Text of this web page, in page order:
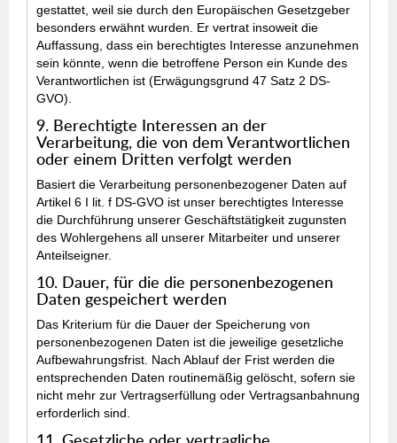
gestattet, weil sie durch den Europäischen Gesetzgeber
besonders erwähnt wurden. Er vertrat insoweit die
Auffassung, dass ein berechtigtes Interesse anzunehmen
sein könnte, wenn die betroffene Person ein Kunde des
Verantwortlichen ist (Erwägungsgrund 47 Satz 2 DS-
GVO).
9. Berechtigte Interessen an der
Verarbeitung, die von dem Verantwortlichen
oder einem Dritten verfolgt werden
Basiert die Verarbeitung personenbezogener Daten auf
Artikel 6 I lit. f DS-GVO ist unser berechtigtes Interesse
die Durchführung unserer Geschäftstätigkeit zugunsten
des Wohlergehens all unserer Mitarbeiter und unserer
Anteilseigner.
10. Dauer, für die die personenbezogenen
Daten gespeichert werden
Das Kriterium für die Dauer der Speicherung von
personenbezogenen Daten ist die jeweilige gesetzliche
Aufbewahrungsfrist. Nach Ablauf der Frist werden die
entsprechenden Daten routinemäßig gelöscht, sofern sie
nicht mehr zur Vertragserfüllung oder Vertragsanbahnung
erforderlich sind.